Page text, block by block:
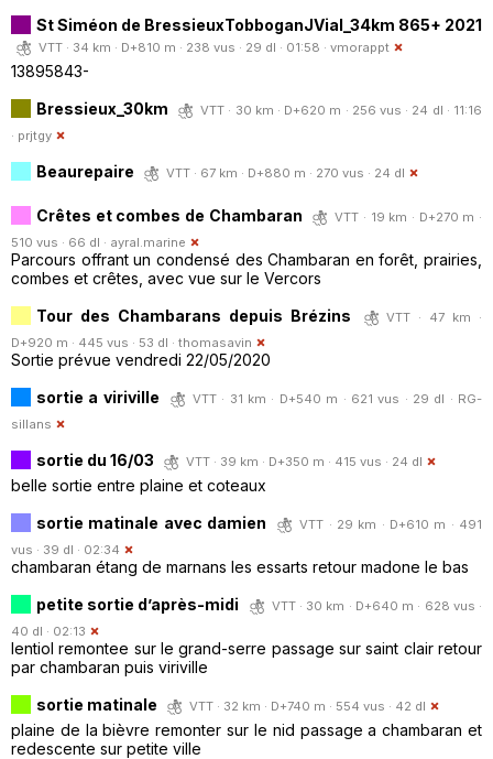
St Siméon de BressieuxTobboganJVial_34km 865+ 2021
VTT · 34 km · D+810 m · 238 vus · 29 dl · 01:58 · vmorappt
13895843-
Bressieux_30km
VTT · 30 km · D+620 m · 256 vus · 24 dl · 11:16
· prjtgy
Beaurepaire VTT · 67 km · D+880 m · 270 vus · 24 dl
Crêtes et combes de Chambaran
VTT · 19 km · D+270 m ·
510 vus · 66 dl · ayral.marine
Parcours offrant un condensé des Chambaran en forêt, prairies,
combes et crêtes, avec vue sur le Vercors
Tour des Chambarans depuis Brézins
VTT · 47 km ·
D+920 m · 445 vus · 53 dl · thomasavin
Sortie prévue vendredi 22/05/2020
sortie a viriville
VTT · 31 km · D+540 m · 621 vus · 29 dl · RG-
sillans
sortie du 16/03 VTT · 39 km · D+350 m · 415 vus · 24 dl
belle sortie entre plaine et coteaux
sortie matinale avec damien
VTT · 29 km · D+610 m · 491
vus · 39 dl · 02:34
chambaran étang de marnans les essarts retour madone le bas
petite sortie d’après-midi
VTT · 30 km · D+640 m · 628 vus ·
40 dl · 02:13
lentiol remontee sur le grand-serre passage sur saint clair retour
par chambaran puis viriville
sortie matinale
VTT · 32 km · D+740 m · 554 vus · 42 dl
plaine de la bièvre remonter sur le nid passage a chambaran et
redescente sur petite ville